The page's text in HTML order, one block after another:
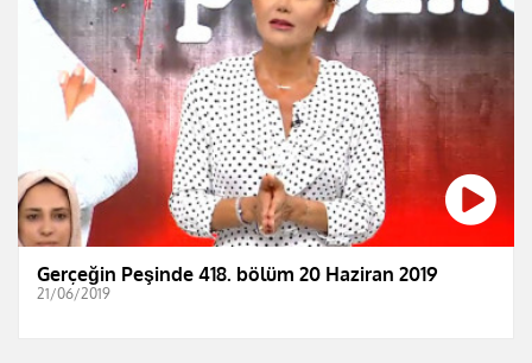
Gerçeğin Peşinde 418. bölüm 20 Haziran 2019
21/06/2019